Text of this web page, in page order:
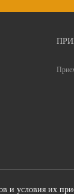
и условия их